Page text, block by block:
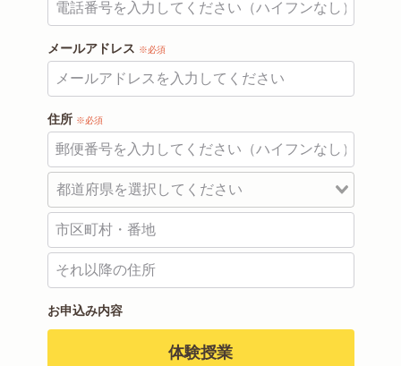
メールアドレス ※必須
住所 ※必須
お申込み内容
体験授業